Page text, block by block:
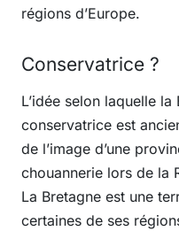
régions d’Europe.
Conservatrice ?
L’idée selon laquelle
conservatrice est
de l’image d’une
chouannerie lors de la
La Bretagne est une
certaines de ses